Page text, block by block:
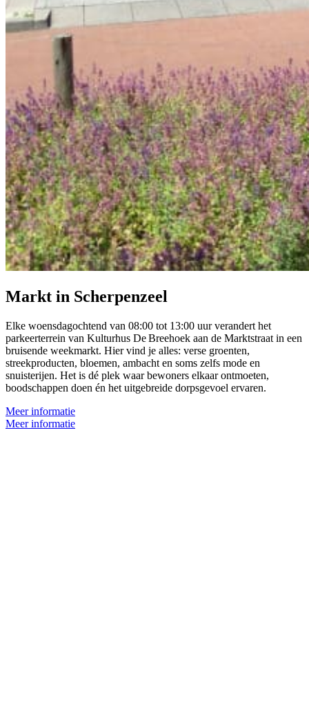
Markt in Scherpenzeel
Elke woensdagochtend van 08:00 tot 13:00 uur verandert het
parkeerterrein van Kulturhus De Breehoek aan de Marktstraat in een
bruisende weekmarkt. Hier vind je alles: verse groenten,
streekproducten, bloemen, ambacht en soms zelfs mode en
snuisterijen. Het is dé plek waar bewoners elkaar ontmoeten,
boodschappen doen én het uitgebreide dorpsgevoel ervaren.
Meer informatie
Meer informatie